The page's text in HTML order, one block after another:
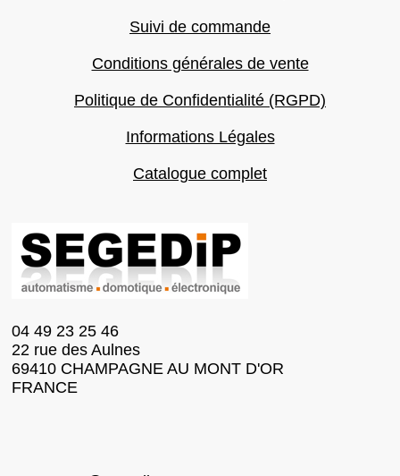
Suivi de commande
Conditions générales de vente
Politique de Confidentialité (RGPD)
Informations Légales
Catalogue complet
04 49 23 25 46
22 rue des Aulnes
69410 CHAMPAGNE AU MONT D'OR
FRANCE